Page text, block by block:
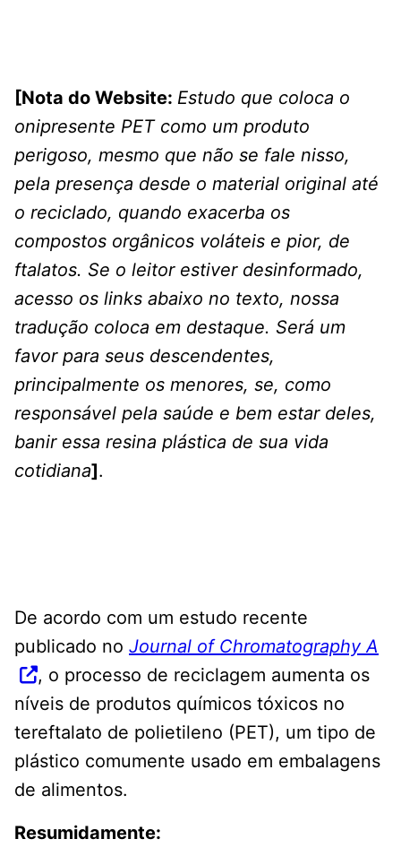
[Nota do Website: Estudo que coloca o
onipresente PET como um produto
perigoso, mesmo que não se fale nisso,
pela presença desde o material original até
o reciclado, quando exacerba os
compostos orgânicos voláteis e pior, de
ftalatos. Se o leitor estiver desinformado,
acesso os links abaixo no texto, nossa
tradução coloca em destaque. Será um
favor para seus descendentes,
principalmente os menores, se, como
responsável pela saúde e bem estar deles,
banir essa resina plástica de sua vida
cotidiana].
De acordo com um estudo recente
publicado no Journal of Chromatography A
, o processo de reciclagem aumenta os
níveis de produtos químicos tóxicos no
tereftalato de polietileno (PET), um tipo de
plástico comumente usado em embalagens
de alimentos.
Resumidamente: